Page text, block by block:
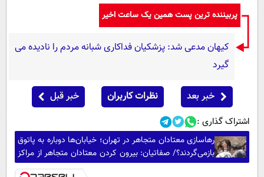
پربیننده ترین پست همین یک ساعت اخیر
کیهان مدعی شد: پزشکیان فداکاری شبانه مردم را نادیده می
گیرد
خبر بعد نظرات کاربران خبر قبل
اشتراک گذاری :
رهاسازی معتادان متجاهر در تهران؛ خیابان‌ها دوباره به پاتوق
بازمی‌گردند؟/ صفاتیان: بیرون کردن معتادان متجاهر از مراکز
فقط یک بهانه است